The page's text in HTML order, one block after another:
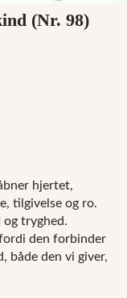
(Nr. 98)
hjertet,
tilgivelse og ro.
og tryghed.
den forbinder
både den vi giver,